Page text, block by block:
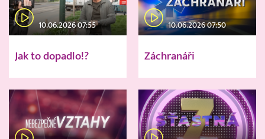
10.06.2026 07:55
Jak to dopadlo!?
10.06.2026 07:50
Záchranáři